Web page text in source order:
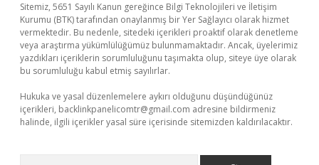
Sitemiz, 5651 Sayılı Kanun gereğince Bilgi Teknolojileri ve İletişim
Kurumu (BTK) tarafından onaylanmış bir Yer Sağlayıcı olarak hizmet
vermektedir. Bu nedenle, sitedeki içerikleri proaktif olarak denetleme
veya araştırma yükümlülüğümüz bulunmamaktadır. Ancak, üyelerimiz
yazdıkları içeriklerin sorumluluğunu taşımakta olup, siteye üye olarak
bu sorumluluğu kabul etmiş sayılırlar.
Hukuka ve yasal düzenlemelere aykırı olduğunu düşündüğünüz
içerikleri, backlinkpanelicomtr@gmail.com adresine bildirmeniz
halinde, ilgili içerikler yasal süre içerisinde sitemizden kaldırılacaktır.